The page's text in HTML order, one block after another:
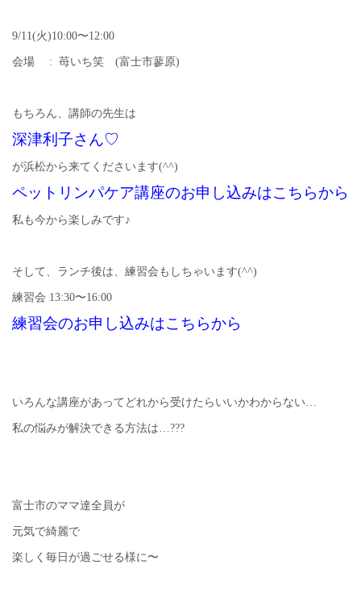
9/11(火)10:00〜12:00
会場 : 苺いち笑 (富士市蓼原)
もちろん、講師の先生は
深津利子さん♡
が浜松から来てくださいます(^^)
ペットリンパケア講座のお申し込みはこちらから
私も今から楽しみです♪
そして、ランチ後は、練習会もしちゃいます(^^)
練習会 13:30〜16:00
練習会のお申し込みはこちらから
いろんな講座があってどれから受けたらいいかわからない…
私の悩みが解決できる方法は…???
富士市のママ達全員が
元気で綺麗で
楽しく毎日が過ごせる様に〜